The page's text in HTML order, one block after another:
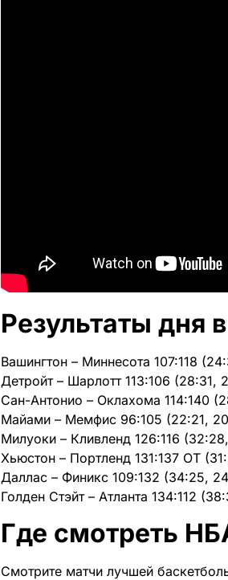
Результаты дня
Вашингтон – Миннесота 107:118
Детройт – Шарлотт 113:106 (28:31,
Сан-Антонио – Оклахома 114:140
Майами – Мемфис 96:105 (22:21,
Милуоки – Кливленд 126:116
Хьюстон – Портленд 131:137 OT
Даллас – Финикс 109:132 (34:25,
Голден Стэйт – Атланта 134:112
Где смотреть
Смотрите матчи лучшей